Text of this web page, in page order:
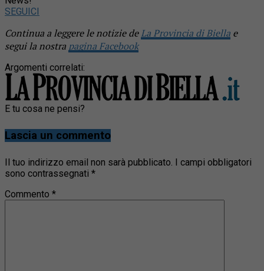
SEGUICI
Continua a leggere le notizie deLa Provincia di Biella e
segui la nostra pagina Facebook
Argomenti correlati:
E tu cosa ne pensi?
Lascia un commento
Il tuo indirizzo email non sarà pubblicato.
I campi obbligatori
sono contrassegnati *
Commento *